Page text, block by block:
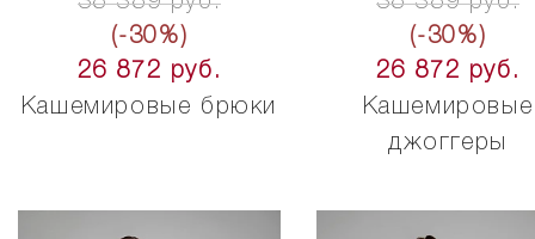
(-30%)
26 872 руб.
Кашемировые брюки
(-30%)
26 872 руб.
Кашемировые
джоггеры